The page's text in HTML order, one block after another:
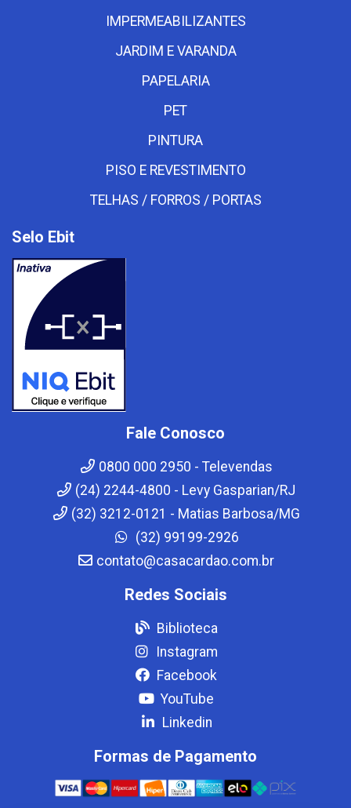
IMPERMEABILIZANTES
JARDIM E VARANDA
PAPELARIA
PET
PINTURA
PISO E REVESTIMENTO
TELHAS / FORROS / PORTAS
Selo Ebit
Fale Conosco
0800 000 2950 - Televendas
(24) 2244-4800 - Levy Gasparian/RJ
(32) 3212-0121 - Matias Barbosa/MG
(32) 99199-2926
contato@casacardao.com.br
Redes Sociais
Biblioteca
Instagram
Facebook
YouTube
Linkedin
Formas de Pagamento